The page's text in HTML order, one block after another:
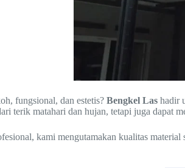
fungsional, dan estetis? Bengkel Las hadir
terik matahari dan hujan, tetapi juga dapat
kami mengutamakan kualitas